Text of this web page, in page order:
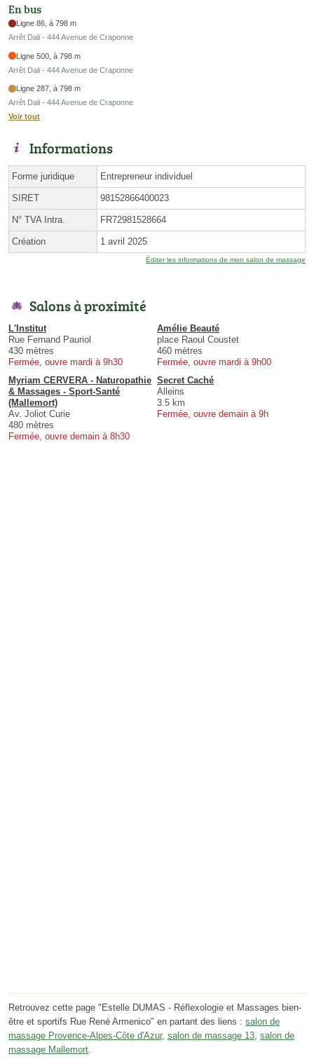
En bus
Ligne 86, à 798 m
Arrêt Dali - 444 Avenue de Craponne
Ligne 500, à 798 m
Arrêt Dali - 444 Avenue de Craponne
Ligne 287, à 798 m
Arrêt Dali - 444 Avenue de Craponne
Voir tout
Informations
Forme juridique Entrepreneur individuel
SIRET 98152866400023
N° TVA Intra. FR72981528664
Création 1 avril 2025
Éditer les informations de mon salon de massage
Salons à proximité
L'Institut
Rue Fernand Pauriol
430 mètres
Fermée, ouvre mardi à 9h30
Amélie Beauté
place Raoul Coustet
460 mètres
Fermée, ouvre mardi à 9h00
Myriam CERVERA - Naturopathie
& Massages - Sport-Santé
(Mallemort)
Av. Joliot Curie
480 mètres
Fermée, ouvre demain à 8h30
Secret Caché
Alleins
3.5 km
Fermée, ouvre demain à 9h
Retrouvez cette page "Estelle DUMAS - Réflexologie et Massages bien-
être et sportifs Rue René Armenico" en partant des liens : salon de
massage Provence-Alpes-Côte d'Azur, salon de massage 13, salon de
massage Mallemort.